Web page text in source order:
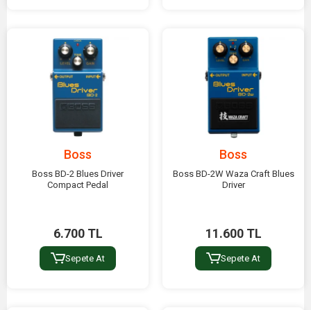
Boss
Boss BD-2 Blues Driver
Compact Pedal
6.700 TL
Sepete At
Boss
Boss BD-2W Waza Craft Blues
Driver
11.600 TL
Sepete At